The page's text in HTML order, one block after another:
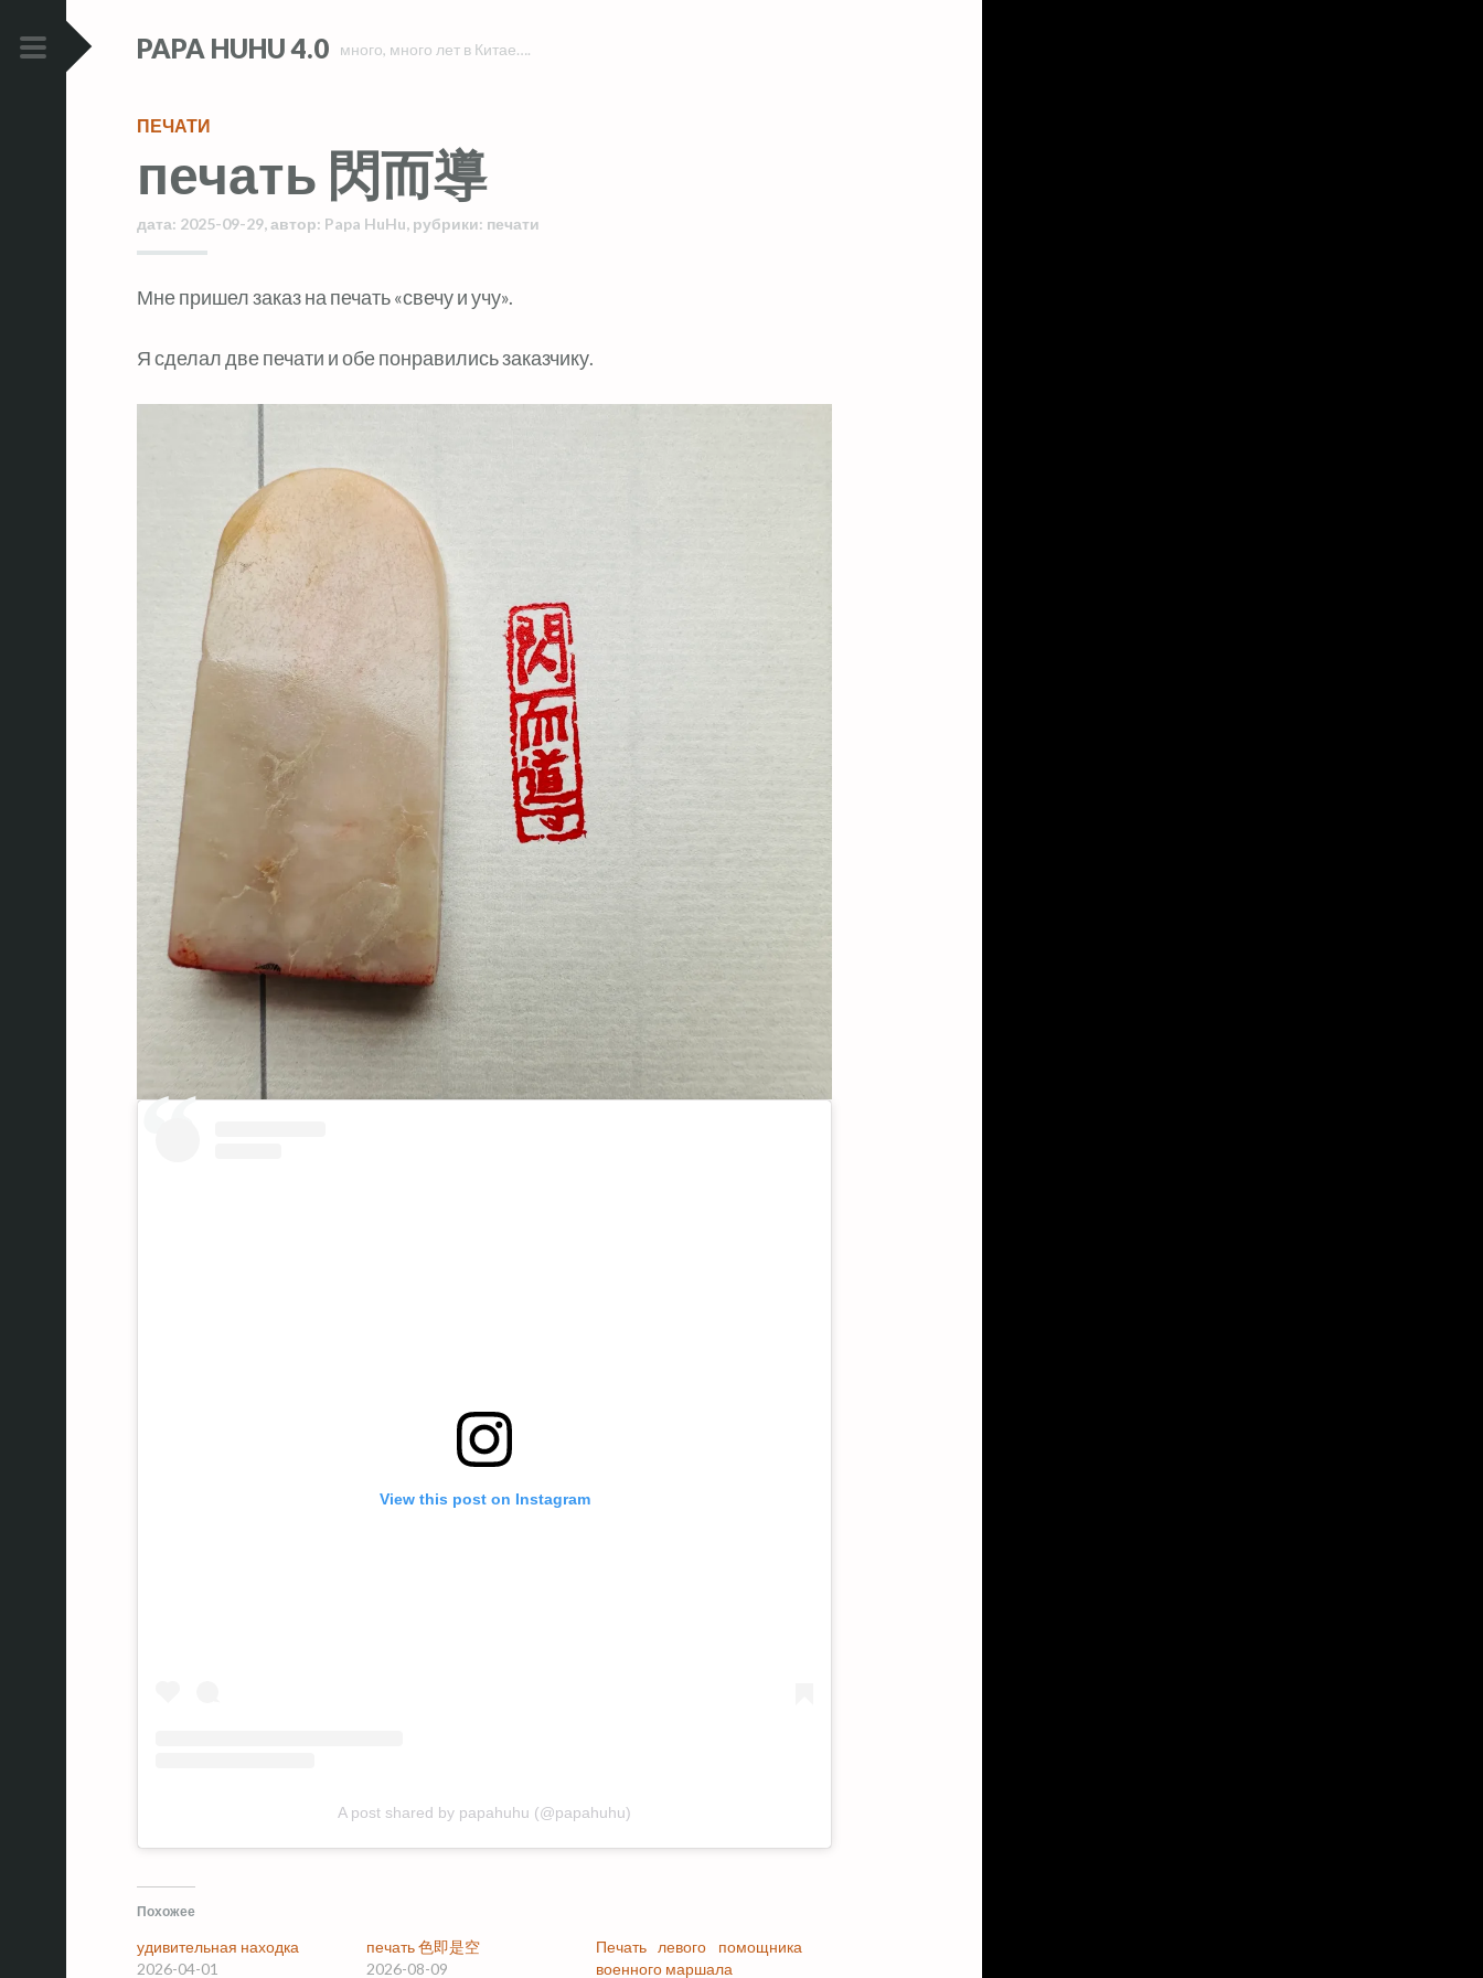
PRIMARY
PAPA HUHU 4.0 много, много лет в Китае….
ПЕЧАТИ
печать 閃而導
дата: 2025-09-29,автор: Papa HuHu, рубрики: печати
Мне пришел заказ на печать «свечу и учу».
Я сделал две печати и обе понравились заказчику.
View this post on Instagram
A post shared by papahuhu (@papahuhu)
Похожее
удивительная находка
2026-04-01
печать 色即是空
2026-08-09
Печать левого помощника
военного маршала